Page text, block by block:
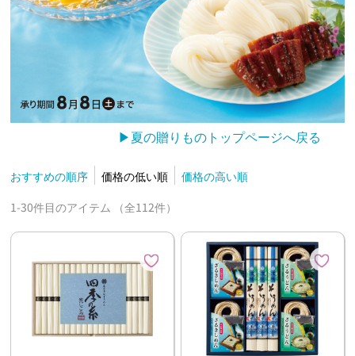
▶夏の贈りものトップページへ戻る
おすすめの順序 価格の低い順
価格の高い順
1-30件目のアイテム （全112件）